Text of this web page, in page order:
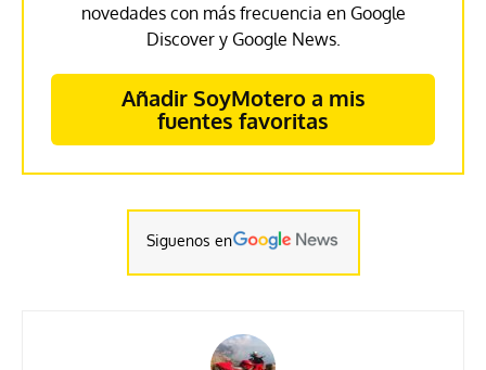
novedades con más frecuencia en Google
Discover y Google News.
Añadir SoyMotero a mis
fuentes favoritas
Siguenos en